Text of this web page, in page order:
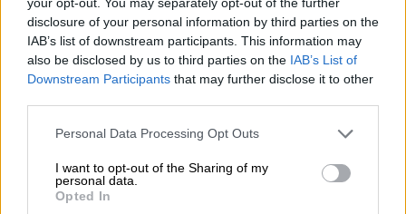
disclosure of your personal information by third parties on the
IAB’s list of downstream participants. This information may
also be disclosed by us to third parties on the IAB’s List of
Downstream Participants that may further disclose it to other
Please note that this website/app uses one or more Google
not limited to your visit or usage behaviour. You may click to
grant or deny consent to Google and its third-party tags to
use your data for below specified purposes in below Google
Personal Data Processing Opt Outs
I want to opt-out of the Sharing of my
personal data.
Opted In
2. Η ακαδημαϊκή ταυτότητα αποτελεί μέσο
φυσικής ταυτοποίησης και ψηφιακής
αυθεντικοποίησης του κατόχου και για την
πατρώνυμο, δ) ακαδημαϊκή ιδιότητα του
κατόχου, ε) Ανώτατο Εκπαιδευτικό Ίδρυμα
(Α.Ε.Ι.), στ) ακαδημαϊκή μονάδα ή διοικητική